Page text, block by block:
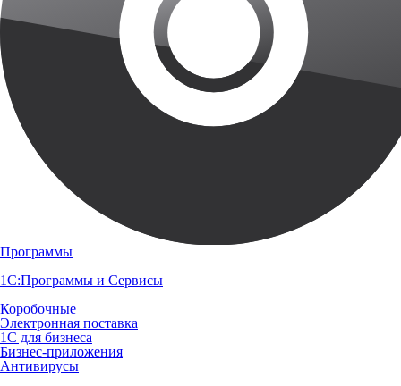
Программы
1С:Программы и Сервисы
Коробочные
Электронная поставка
1С для бизнеса
Бизнес-приложения
Антивирусы